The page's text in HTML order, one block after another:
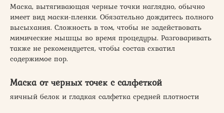
Маска, вытягивающая черные точки наглядно, обычно
имеет вид маски-пленки. Обязательно дождитесь полного
высыхания. Сложность в том, чтобы не задействовать
мимические мышцы во время процедуры. Разговаривать
также не рекомендуется, чтобы состав схватил
содержимое пор.
Маска от черных точек с салфеткой
яичный белок и гладкая салфетка средней плотности